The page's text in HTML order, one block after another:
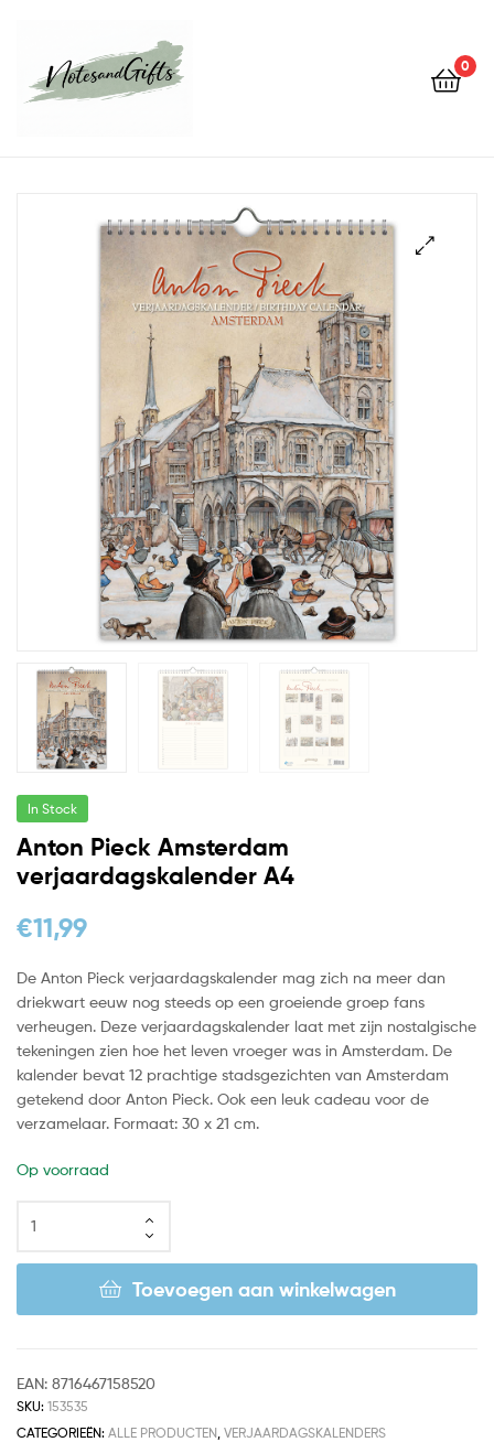
0
In Stock
Anton Pieck Amsterdam
verjaardagskalender A4
€11,99
De Anton Pieck verjaardagskalender mag zich na meer dan
driekwart eeuw nog steeds op een groeiende groep fans
verheugen. Deze verjaardagskalender laat met zijn nostalgische
tekeningen zien hoe het leven vroeger was in Amsterdam. De
kalender bevat 12 prachtige stadsgezichten van Amsterdam
getekend door Anton Pieck. Ook een leuk cadeau voor de
verzamelaar. Formaat: 30 x 21 cm.
Op voorraad
Toevoegen aan winkelwagen
EAN: 8716467158520
SKU: 153535
CATEGORIEËN: ALLE PRODUCTEN VERJAARDAGSKALENDERS